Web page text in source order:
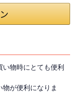
物時にとても便利
が便利になりま